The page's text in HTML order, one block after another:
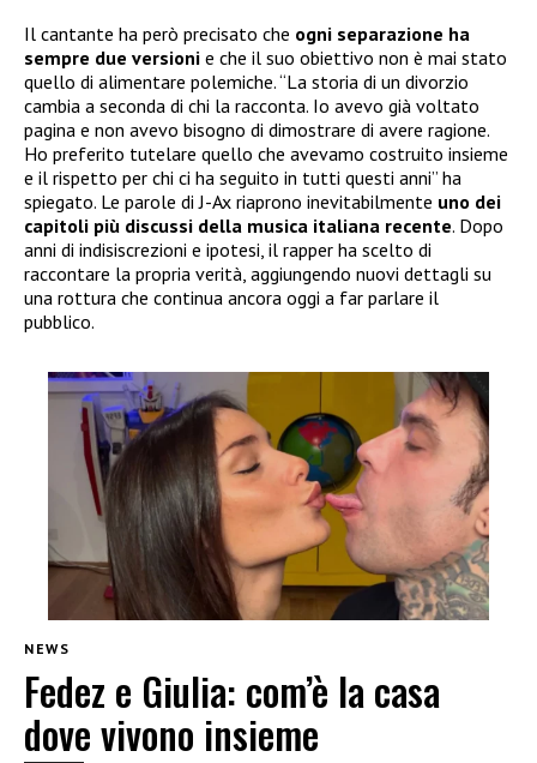
Il cantante ha però precisato che ogni separazione ha
sempre due versioni e che il suo obiettivo non è mai stato
quello di alimentare polemiche. “La storia di un divorzio
cambia a seconda di chi la racconta. Io avevo già voltato
pagina e non avevo bisogno di dimostrare di avere ragione.
Ho preferito tutelare quello che avevamo costruito insieme
e il rispetto per chi ci ha seguito in tutti questi anni” ha
spiegato. Le parole di J-Ax riaprono inevitabilmente uno dei
capitoli più discussi della musica italiana recente. Dopo
anni di indisiscrezioni e ipotesi, il rapper ha scelto di
raccontare la propria verità, aggiungendo nuovi dettagli su
una rottura che continua ancora oggi a far parlare il
pubblico.
NEWS
Fedez e Giulia: com’è la casa
dove vivono insieme